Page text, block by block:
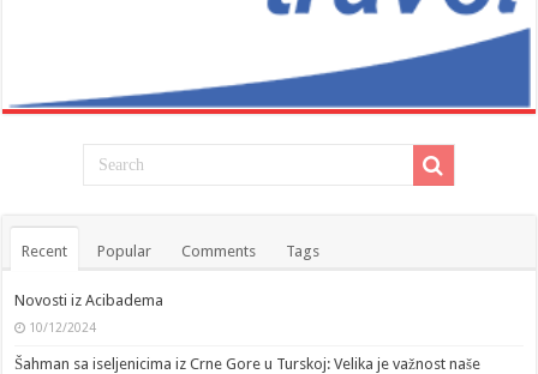
Recent Popular Comments Tags
Novosti iz Acibadema
10/12/2024
Šahman sa iseljenicima iz Crne Gore u Turskoj: Velika je važnost naše